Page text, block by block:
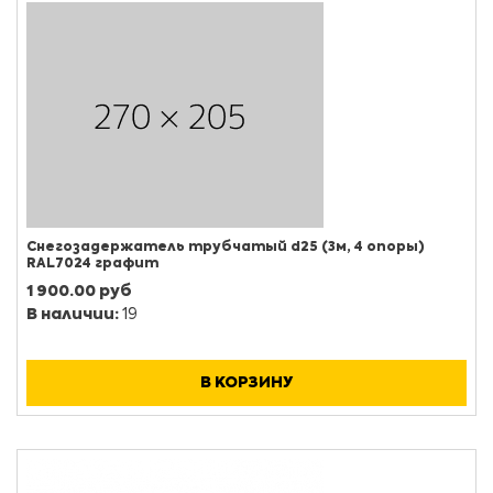
Снегозадержатель трубчатый d25 (3м, 4 опоры)
RAL7024 графит
1 900.00 руб
В наличии: 19
В КОРЗИНУ